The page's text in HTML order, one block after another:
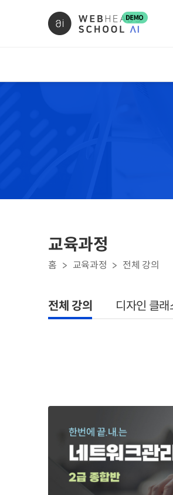
교육과정
홈 교육과정 전체 강의
전체 강의 디자인 클래